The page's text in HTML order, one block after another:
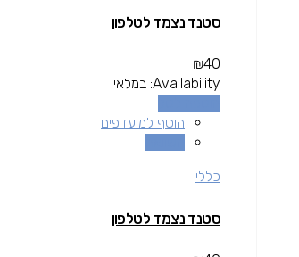
סטנד נצמד לטלפון
₪40
Availability: במלאי
הוסף למועדפים
כללי
סטנד נצמד לטלפון